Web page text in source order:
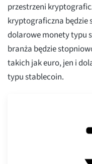
przestrzeni
kryptograficzna będzie
dolarowe monety typu
branża będzie
takich jak euro, jen i
typu stablecoin.